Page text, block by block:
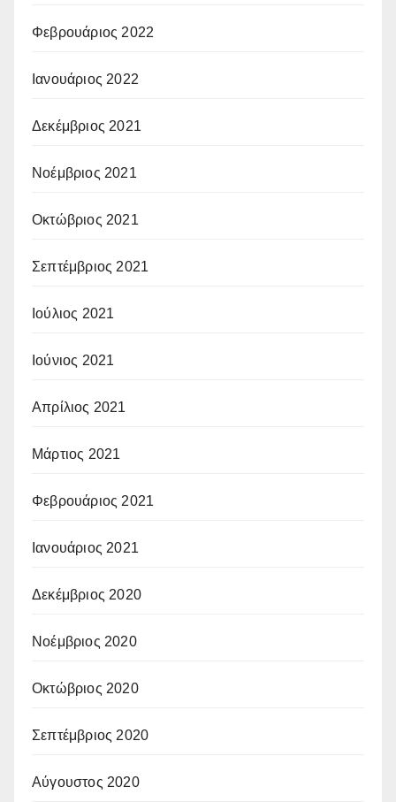
Φεβρουάριος 2022
Ιανουάριος 2022
Δεκέμβριος 2021
Νοέμβριος 2021
Οκτώβριος 2021
Σεπτέμβριος 2021
Ιούλιος 2021
Ιούνιος 2021
Απρίλιος 2021
Μάρτιος 2021
Φεβρουάριος 2021
Ιανουάριος 2021
Δεκέμβριος 2020
Νοέμβριος 2020
Οκτώβριος 2020
Σεπτέμβριος 2020
Αύγουστος 2020